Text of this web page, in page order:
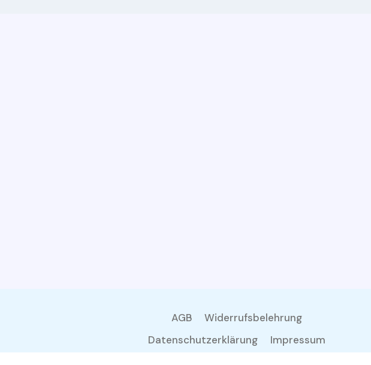
AGB
Widerrufsbelehrung
Datenschutzerklärung
Impressum